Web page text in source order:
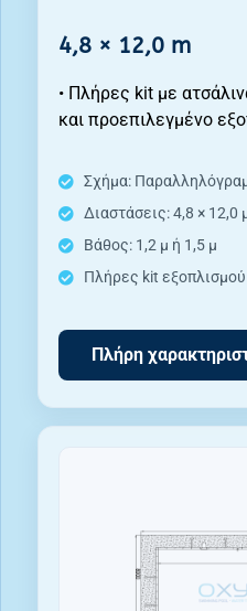
4,8 × 12,0 m
• Πλήρες kit με
και προεπιλεγμένο
Σχήμα:
Διαστάσεις: 4,8 × 12,0
Βάθος: 1,2 μ ή 1,5 μ
Πλήρες kit
Πλήρη